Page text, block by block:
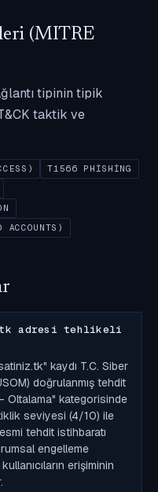
(MITRE
tipinin tipik
taktik ve
T1566 PHISHING
adresi tehlikeli
kaydı T.C. Siber
doğrulanmış tehdit
Oltalama" kategorisinde
seviyesi (4/10) ile
resmi tehdit istihbaratı
engelleme
erişiminin